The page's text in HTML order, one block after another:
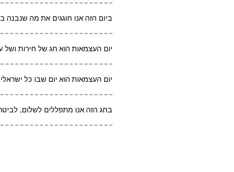
ביום הזה אנו חוגגים את מה
יום העצמאות הוא חג של חירות ושל
יום העצמאות הוא יום שבו כל
בחג הזה אנו מתפללים לשלום,